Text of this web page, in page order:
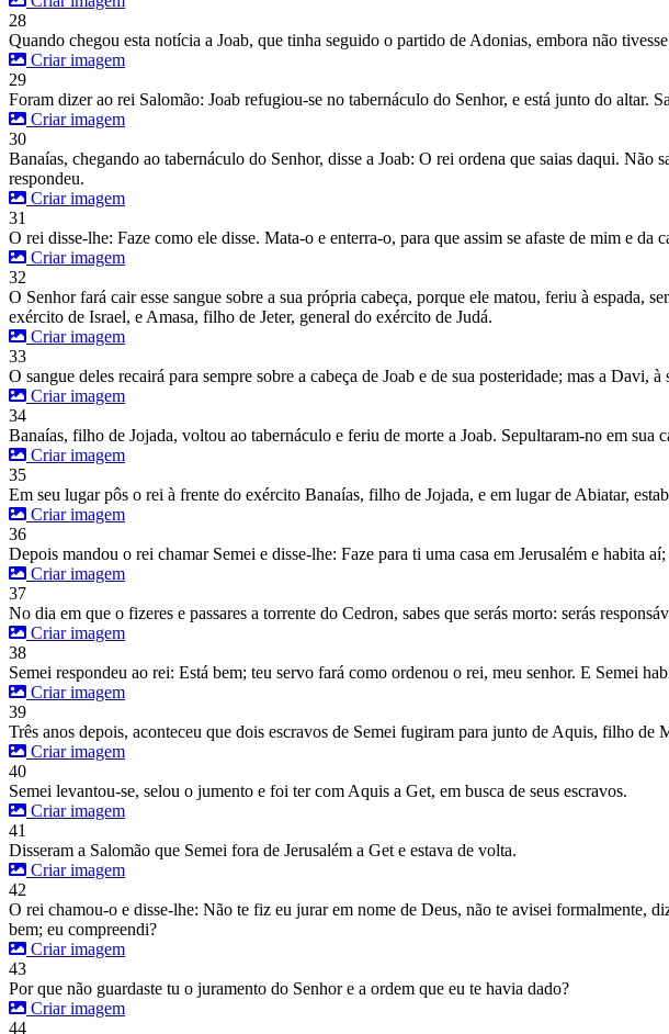
28
Quando chegou esta notícia a Joab, que tinha seguido o partido de Adonias, embora não
Criar imagem
29
Foram dizer ao rei Salomão: Joab refugiou-se no tabernáculo do Senhor, e está junto do altar.
Criar imagem
30
Banaías, chegando ao tabernáculo do Senhor, disse a Joab: O rei ordena que saias daqui.
respondeu.
Criar imagem
31
O rei disse-lhe: Faze como ele disse. Mata-o e enterra-o, para que assim se afaste de mim e da
Criar imagem
32
O Senhor fará cair esse sangue sobre a sua própria cabeça, porque ele matou, feriu à espada,
exército de Israel, e Amasa, filho de Jeter, general do exército de Judá.
Criar imagem
33
O sangue deles recairá para sempre sobre a cabeça de Joab e de sua posteridade; mas a Davi,
Criar imagem
34
Banaías, filho de Jojada, voltou ao tabernáculo e feriu de morte a Joab. Sepultaram-no em sua
Criar imagem
35
Em seu lugar pôs o rei à frente do exército Banaías, filho de Jojada, e em lugar de Abiatar,
Criar imagem
36
Depois mandou o rei chamar Semei e disse-lhe: Faze para ti uma casa em Jerusalém e habita
Criar imagem
37
No dia em que o fizeres e passares a torrente do Cedron, sabes que serás morto: serás
Criar imagem
38
Semei respondeu ao rei: Está bem; teu servo fará como ordenou o rei, meu senhor. E Semei
Criar imagem
39
Três anos depois, aconteceu que dois escravos de Semei fugiram para junto de Aquis, filho de
Criar imagem
40
Semei levantou-se, selou o jumento e foi ter com Aquis a Get, em busca de seus escravos.
Criar imagem
41
Disseram a Salomão que Semei fora de Jerusalém a Get e estava de volta.
Criar imagem
42
O rei chamou-o e disse-lhe: Não te fiz eu jurar em nome de Deus, não te avisei formalmente,
bem; eu compreendi?
Criar imagem
43
Por que não guardaste tu o juramento do Senhor e a ordem que eu te havia dado?
Criar imagem
44